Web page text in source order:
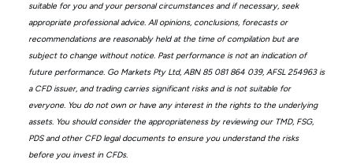
suitable for you and your personal circumstances and if necessary, seek
appropriate professional advice. All opinions, conclusions, forecasts or
recommendations are reasonably held at the time of compilation but are
subject to change without notice. Past performance is not an indication of
future performance. Go Markets Pty Ltd, ABN 85 081 864 039, AFSL 254963 is
a CFD issuer, and trading carries significant risks and is not suitable for
everyone. You do not own or have any interest in the rights to the underlying
assets. You should consider the appropriateness by reviewing our TMD, FSG,
PDS and other CFD legal documents to ensure you understand the risks
before you invest in CFDs.